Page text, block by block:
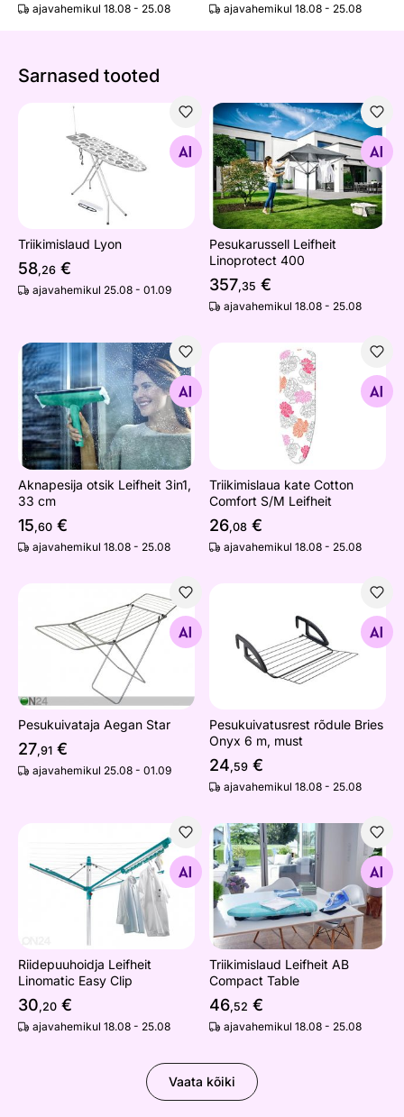
ajavahemikul 18.08 - 25.08 ajavahemikul 18.08 - 25.08
Sarnased tooted
Triikimislaud Lyon
Otsi sarnaseid
Triikimislaud Lyon
58,26 €
ajavahemikul 25.08 - 01.09
Pesukarussell Leifheit
Otsi sarnaseid
Pesukarussell Leifheit
Linoprotect 400
357,35 €
ajavahemikul 18.08 - 25.08
Aknapesija otsik Leifheit 3in1, 33 cm
Otsi sarnaseid
Aknapesija otsik Leifheit 3in1,
33 cm
15,60 €
ajavahemikul 18.08 - 25.08
Triikimislaua kate Cotton
Otsi sarnaseid
Triikimislaua kate Cotton
Comfort S/M Leifheit
26,08 €
ajavahemikul 18.08 - 25.08
Pesukuivataja Aegan Star
Otsi sarnaseid
Pesukuivataja Aegan Star
27,91 €
ajavahemikul 25.08 - 01.09
Otsi sarnaseid
Pesukuivatusrest rõdule Bries
Onyx 6 m, must
24,59 €
ajavahemikul 18.08 - 25.08
Riidepuuhoidja Leifheit Linomatic Easy Clip
Otsi sarnaseid
Riidepuuhoidja Leifheit
Linomatic Easy Clip
30,20 €
ajavahemikul 18.08 - 25.08
Triikimislaud Leifheit AB
Otsi sarnaseid
Triikimislaud Leifheit AB
Compact Table
46,52 €
ajavahemikul 18.08 - 25.08
Vaata kõiki